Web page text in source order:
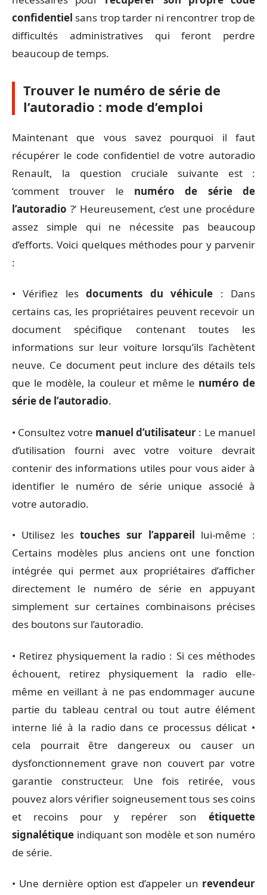
confidentiel sans trop tarder ni rencontrer trop de
difficultés administratives qui feront perdre
beaucoup de temps.
Trouver le numéro de série de
l’autoradio : mode d’emploi
Maintenant que vous savez pourquoi il faut
récupérer le code confidentiel de votre autoradio
Renault, la question cruciale suivante est :
‘comment trouver le numéro de série de
l’autoradio ?’ Heureusement, c’est une procédure
assez simple qui ne nécessite pas beaucoup
d’efforts. Voici quelques méthodes pour y parvenir
:
• Vérifiez lesdocuments du véhicule : Dans
certains cas, les propriétaires peuvent recevoir un
document spécifique contenant toutes les
informations sur leur voiture lorsqu’ils l’achètent
neuve. Ce document peut inclure des détails tels
que le modèle, la couleur et même le numéro de
série de l’autoradio.
• Consultez votre manuel d’utilisateur : Le manuel
d’utilisation fourni avec votre voiture devrait
contenir des informations utiles pour vous aider à
identifier le numéro de série unique associé à
votre autoradio.
• Utilisez lestouches sur l’appareil lui-même :
Certains modèles plus anciens ont une fonction
intégrée qui permet aux propriétaires d’afficher
directement le numéro de série en appuyant
simplement sur certaines combinaisons précises
des boutons sur l’autoradio.
• Retirez physiquement la radio : Si ces méthodes
échouent, retirez physiquement la radio elle-
même en veillant à ne pas endommager aucune
partie du tableau central ou tout autre élément
interne lié à la radio dans ce processus délicat •
cela pourrait être dangereux ou causer un
dysfonctionnement grave non couvert par votre
garantie constructeur. Une fois retirée, vous
pouvez alors vérifier soigneusement tous ses coins
et recoins pour y repérer son étiquette
signalétique indiquant son modèle et son numéro
de série.
• Une dernière option est d’appeler un revendeur